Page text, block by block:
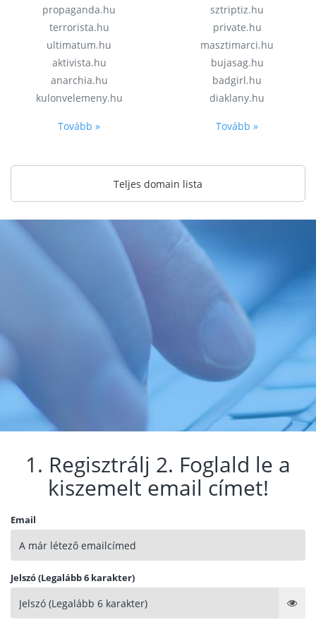
propaganda.hu
terrorista.hu
ultimatum.hu
aktivista.hu
anarchia.hu
kulonvelemeny.hu
Tovább »
sztriptiz.hu
private.hu
masztimarci.hu
bujasag.hu
badgirl.hu
diaklany.hu
Tovább »
Teljes domain lista
1. Regisztrálj 2. Foglald le a
kiszemelt email címet!
Email
Jelszó (Legalább 6 karakter)